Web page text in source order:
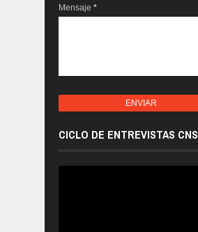
Mensaje *
CICLO DE ENTREVISTAS CNS